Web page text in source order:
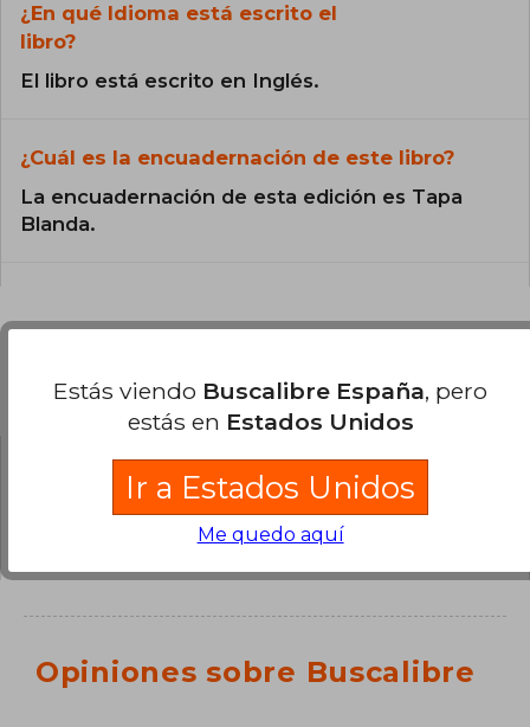
¿En qué Idioma está escrito el
libro?
El libro está escrito en Inglés.
¿Cuál es la encuadernación de este libro?
La encuadernación de esta edición es Tapa
Blanda.
Preguntas y respuestas sobre el libro
¿Tienes una pregunta sobre el libro?
para poder agregar tu propia pregunta.
Opiniones sobre Buscalibre
Estás viendo Buscalibre España, pero
estás en Estados Unidos
Ir a Estados Unidos
Me quedo aquí